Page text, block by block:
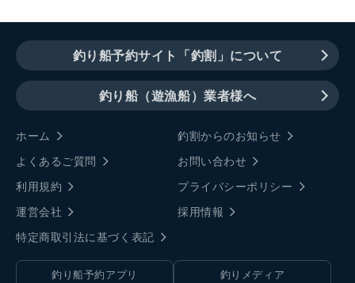
釣り船予約サイト「釣割」について
釣り船（遊漁船）業者様へ
ホーム
釣割からのお知らせ
よくあるご質問
お問い合わせ
利用規約
プライバシーポリシー
運営会社
採用情報
特定商取引法に基づく表記
釣り船予約アプリ
釣りメディア